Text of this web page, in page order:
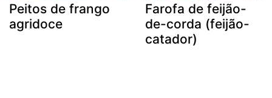
Peitos de frango
agridoce
Farofa de feijão-
de-corda (feijão-
catador)